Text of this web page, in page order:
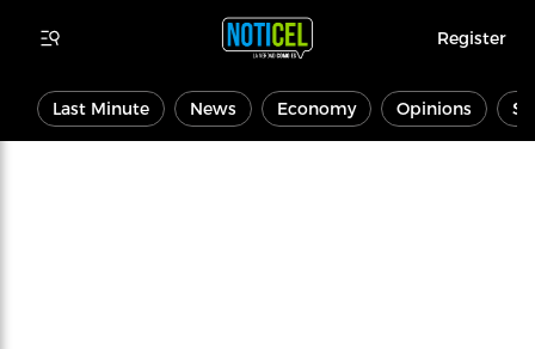
Register
Last Minute News Economy Opinions